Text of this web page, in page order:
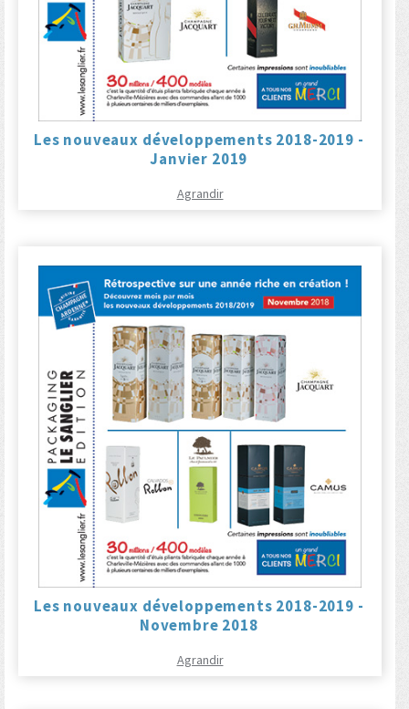
Les nouveaux développements 2018-2019 -
Janvier 2019
Agrandir
Les nouveaux développements 2018-2019 -
Novembre 2018
Agrandir